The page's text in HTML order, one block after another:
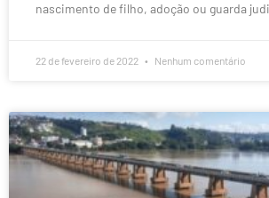
nascimento de filho, adoção ou guarda
22 de fevereiro de 2022 Nenhum comentário